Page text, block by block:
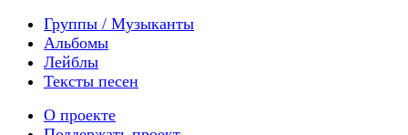
Группы / Музыканты
Альбомы
Лейблы
Тексты песен
О проекте